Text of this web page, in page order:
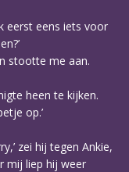
eerst eens iets voor
stootte me aan.
heen te kijken.
op.’
zei hij tegen Ankie,
mij liep hij weer